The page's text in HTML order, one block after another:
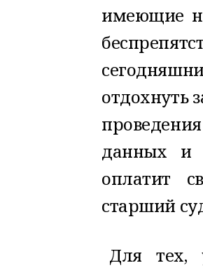
имеющие
отдохнуть
данных и
оплатит
старший
Для тех,